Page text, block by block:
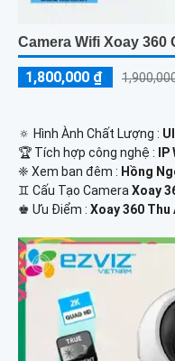
Camera Wifi Xoay 360
1,800,000 ₫
🔅 Hình Ành Chất Lượng :
🏆 Tích hợp công nghệ :
❈ Xem ban đêm : Hồng
♊ Cấu Tạo Camera Xoay
️♚ Ưu Điểm : Xoay 360 Thu